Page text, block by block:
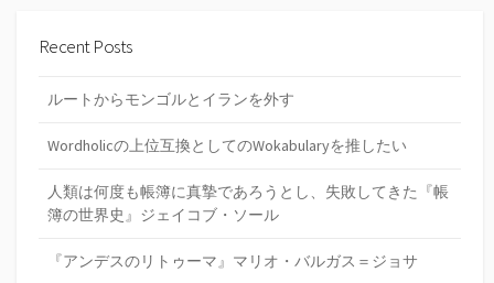
Recent Posts
ルートからモンゴルとイランを外す
Wordholicの上位互換としてのWokabularyを推したい
人類は何度も帳簿に真摯であろうとし、失敗してきた『帳
簿の世界史』ジェイコブ・ソール
『アンデスのリトゥーマ』マリオ・バルガス＝ジョサ